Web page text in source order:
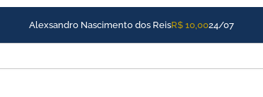
Claudio AlmeidaR$ 15,0017/07